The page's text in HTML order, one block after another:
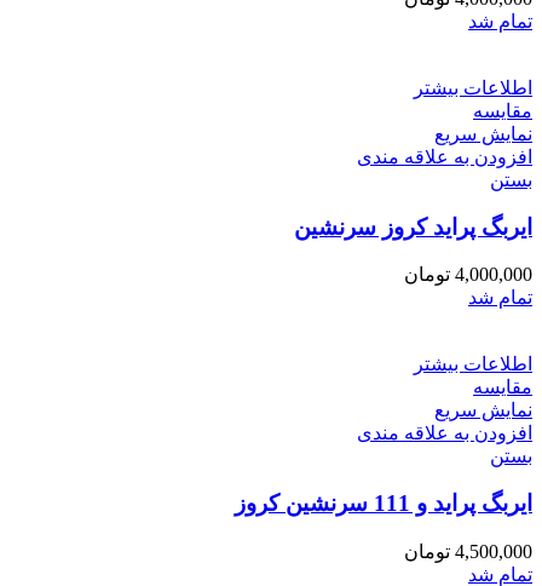
تمام شد
اطلاعات بیشتر
مقایسه
نمایش سریع
افزودن به علاقه مندی
بستن
ایربگ پراید کروز سرنشین
4,000,000 تومان
تمام شد
اطلاعات بیشتر
مقایسه
نمایش سریع
افزودن به علاقه مندی
بستن
ایربگ پراید و 111 سرنشین کروز
4,500,000 تومان
تمام شد